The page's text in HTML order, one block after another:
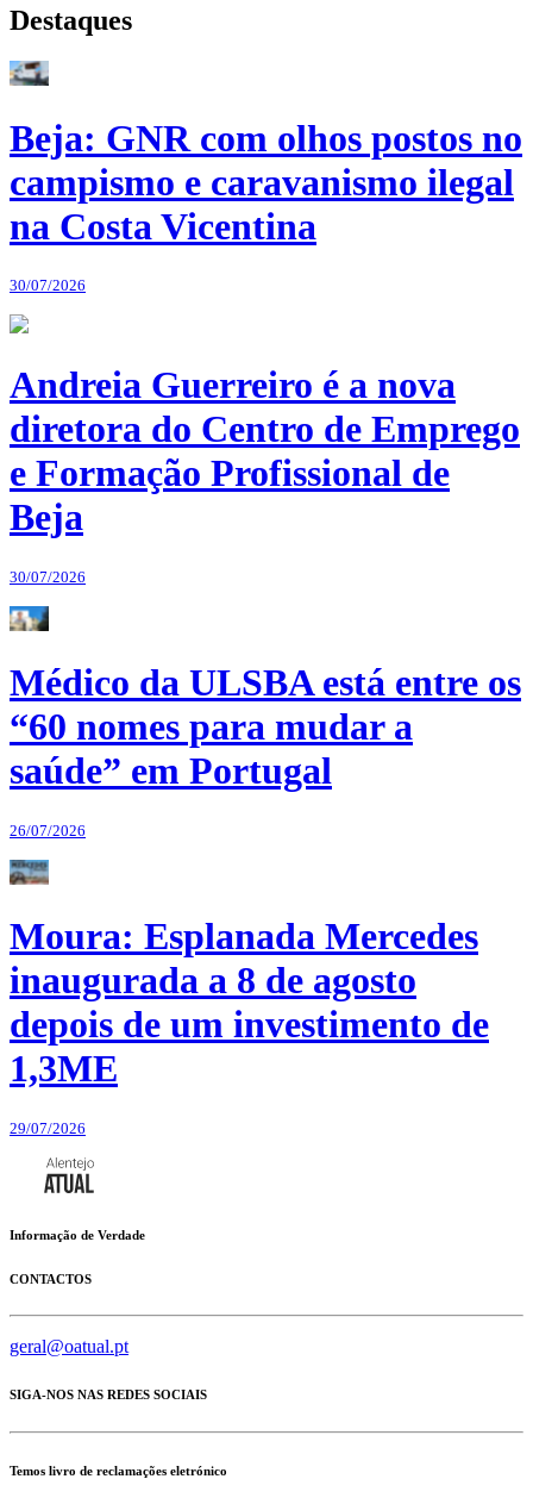
Destaques
Beja: GNR com olhos postos no
campismo e caravanismo ilegal
na Costa Vicentina
30/07/2026
Andreia Guerreiro é a nova
diretora do Centro de Emprego
e Formação Profissional de
Beja
30/07/2026
Médico da ULSBA está entre os
“60 nomes para mudar a
saúde” em Portugal
26/07/2026
Moura: Esplanada Mercedes
inaugurada a 8 de agosto
depois de um investimento de
1,3ME
29/07/2026
Informação de Verdade
CONTACTOS
geral@oatual.pt
SIGA-NOS NAS REDES SOCIAIS
Temos livro de reclamações eletrónico